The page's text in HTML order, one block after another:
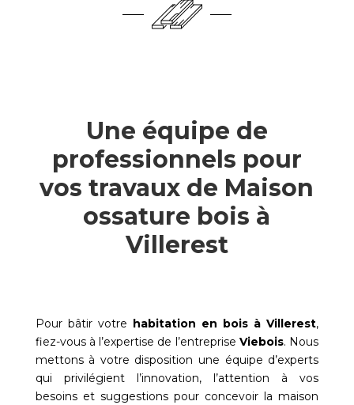
Une équipe de
professionnels pour
vos travaux de Maison
ossature bois à
Villerest
Pour bâtir votre habitation en bois à Villerest,
fiez-vous à l’expertise de l’entreprise Viebois. Nous
mettons à votre disposition une équipe d’experts
qui privilégient l’innovation, l’attention à vos
besoins et suggestions pour concevoir la maison